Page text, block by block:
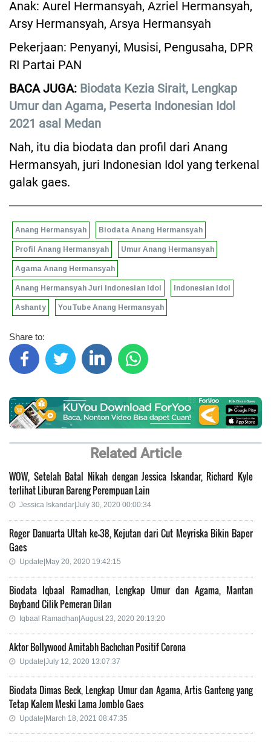
Anak: Aurel Hermansyah, Azriel Hermansyah,
Arsy Hermansyah, Arsya Hermansyah
Pekerjaan: Penyanyi, Musisi, Pengusaha, DPR
RI Partai PAN
BACA JUGA: Biodata Kezia Sirait, Lengkap
Umur dan Agama, Peserta Indonesian Idol
2021 asal Medan
Nah, itu dia biodata dan profil dari Anang
Hermansyah, juri Indonesian Idol yang terkenal
galak gaes.
Anang Hermansyah Biodata Anang Hermansyah
Profil Anang Hermansyah Umur Anang Hermansyah
Agama Anang Hermansyah
Anang Hermansyah Juri Indonesian Idol Indonesian Idol
Ashanty YouTube Anang Hermansyah
Share to:
Related Article
WOW, Setelah Batal Nikah dengan Jessica Iskandar, Richard Kyle
terlihat Liburan Bareng Perempuan Lain
Jessica Iskandar|July 30, 2020 00:00:34
Roger Danuarta Ultah ke-38, Kejutan dari Cut Meyriska Bikin Baper
Gaes
Update|May 20, 2020 19:42:15
Biodata Iqbaal Ramadhan, Lengkap Umur dan Agama, Mantan
Boyband Cilik Pemeran Dilan
Iqbaal Ramadhan|August 23, 2020 20:13:20
Aktor Bollywood Amitabh Bachchan Positif Corona
Update|July 12, 2020 13:07:37
Biodata Dimas Beck, Lengkap Umur dan Agama, Artis Ganteng yang
Tetap Kalem Meski Lama Jomblo Gaes
Update|March 18, 2021 08:47:35